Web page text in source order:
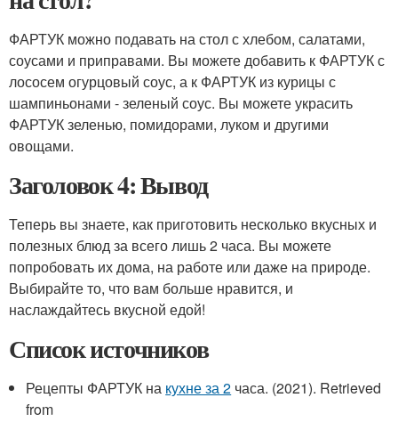
ФАРТУК можно подавать на стол с хлебом, салатами,
соусами и приправами. Вы можете добавить к ФАРТУК с
лососем огурцовый соус, а к ФАРТУК из курицы с
шампиньонами - зеленый соус. Вы можете украсить
ФАРТУК зеленью, помидорами, луком и другими
овощами.
Заголовок 4: Вывод
Теперь вы знаете, как приготовить несколько вкусных и
полезных блюд за всего лишь 2 часа. Вы можете
попробовать их дома, на работе или даже на природе.
Выбирайте то, что вам больше нравится, и
наслаждайтесь вкусной едой!
Список источников
Рецепты ФАРТУК на кухне за 2 часа. (2021). Retrieved
from